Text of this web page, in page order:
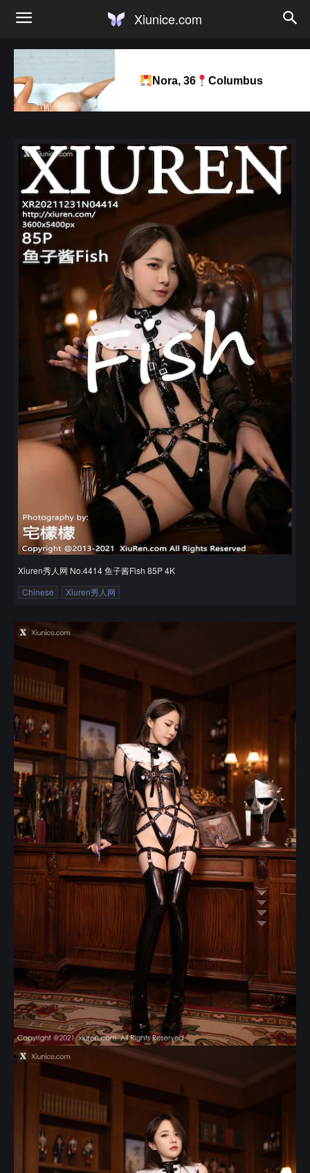
Xiunice.com
Nora, 36 Columbus
Xiuren秀人网 No.4414 鱼子酱Fish 85P 4K
Chinese
Xiuren秀人网